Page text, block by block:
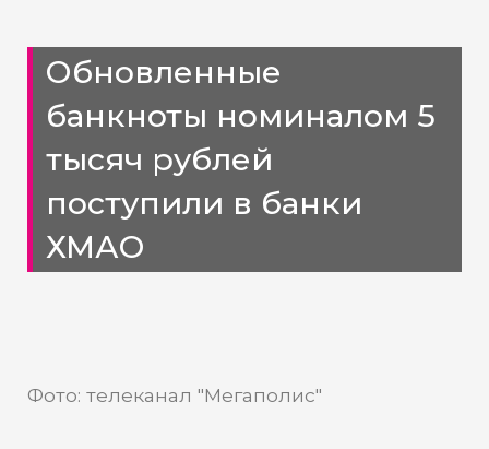
Обновленные
банкноты номиналом 5
тысяч рублей
поступили в банки
ХМАО
Фото: телеканал "Мегаполис"